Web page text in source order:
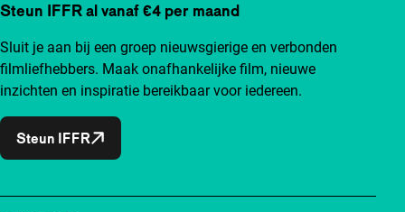
Steun IFFR al vanaf €4 per maand
Sluit je aan bij een groep nieuwsgierige en verbonden
filmliefhebbers. Maak onafhankelijke film, nieuwe
inzichten en inspiratie bereikbaar voor iedereen.
Steun IFFR